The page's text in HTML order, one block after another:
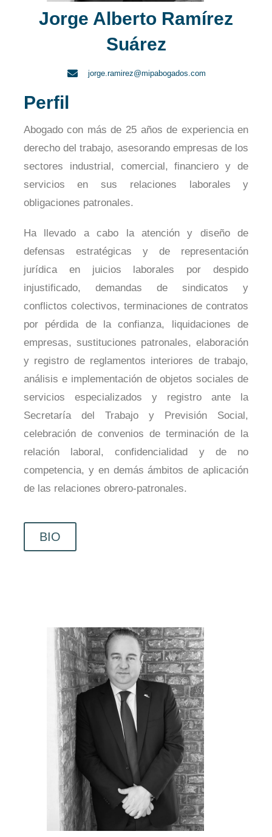
Jorge Alberto Ramírez
Suárez
jorge.ramirez@mipabogados.com
Perfil
Abogado con más de 25 años de experiencia en
derecho del trabajo, asesorando empresas de los
sectores industrial, comercial, financiero y de
servicios en sus relaciones laborales y
obligaciones patronales.
Ha llevado a cabo la atención y diseño de
defensas estratégicas y de representación
jurídica en juicios laborales por despido
injustificado, demandas de sindicatos y
conflictos colectivos, terminaciones de contratos
por pérdida de la confianza, liquidaciones de
empresas, sustituciones patronales, elaboración
y registro de reglamentos interiores de trabajo,
análisis e implementación de objetos sociales de
servicios especializados y registro ante la
Secretaría del Trabajo y Previsión Social,
celebración de convenios de terminación de la
relación laboral, confidencialidad y de no
competencia, y en demás ámbitos de aplicación
de las relaciones obrero-patronales.
BIO